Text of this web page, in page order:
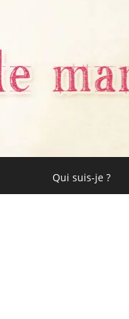
Qui suis-je ?